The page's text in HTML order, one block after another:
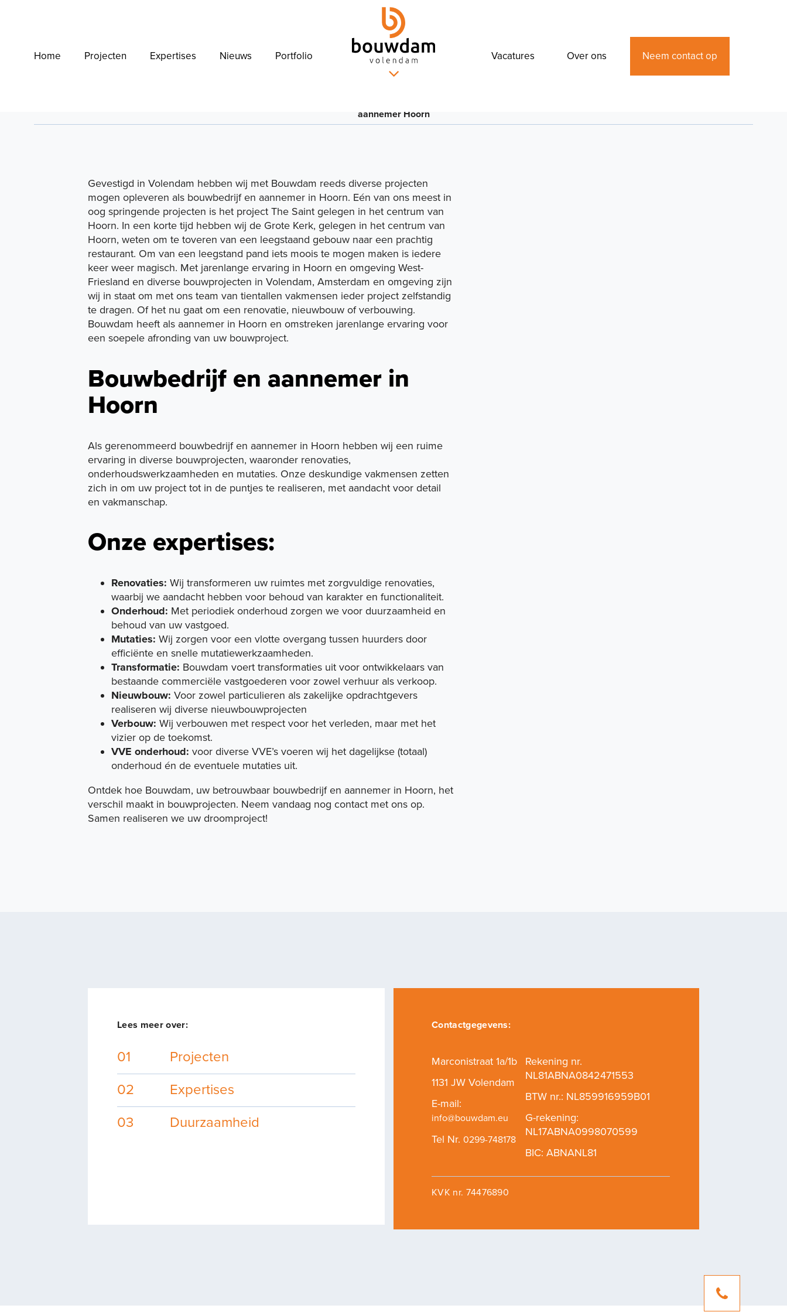
Home Projecten Expertises Nieuws Portfolio Vacatures Over ons Neem contact op
02 03
Duurzaamheid
04
aannemer Hoorn
Gevestigd in Volendam hebben wij met Bouwdam reeds diverse projecten
mogen opleveren als bouwbedrijf en aannemer in Hoorn. Eén van ons meest in
oog springende projecten is het project The Saint gelegen in het centrum van
Hoorn. In een korte tijd hebben wij de Grote Kerk, gelegen in het centrum van
Hoorn, weten om te toveren van een leegstaand gebouw naar een prachtig
restaurant. Om van een leegstand pand iets moois te mogen maken is iedere
keer weer magisch. Met jarenlange ervaring in Hoorn en omgeving West-
Friesland en diverse bouwprojecten in Volendam,Amsterdam en omgeving zijn
wij in staat om met ons team van tientallen vakmensen ieder project zelfstandig
te dragen. Of het nu gaat om een renovatie, nieuwbouw of verbouwing.
Bouwdam heeft als aannemer in Hoorn en omstreken jarenlange ervaring voor
een soepele afronding van uw bouwproject.
Bouwbedrijf en aannemer in
Hoorn
Als gerenommeerd bouwbedrijf en aannemer in Hoorn hebben wij een ruime
ervaring in diverse bouwprojecten, waaronder renovaties,
onderhoudswerkzaamheden en mutaties. Onze deskundige vakmensen zetten
zich in om uw project tot in de puntjes te realiseren, met aandacht voor detail
en vakmanschap.
Onze expertises:
Renovaties: Wij transformeren uw ruimtes met zorgvuldige renovaties,
waarbij we aandacht hebben voor behoud van karakter en functionaliteit.
Onderhoud: Met periodiek onderhoud zorgen we voor duurzaamheid en
behoud van uw vastgoed.
Mutaties: Wij zorgen voor een vlotte overgang tussen huurders door
efficiënte en snelle mutatiewerkzaamheden.
Transformatie: Bouwdam voert transformaties uit voor ontwikkelaars van
bestaande commerciële vastgoederen voor zowel verhuur als verkoop.
Nieuwbouw: Voor zowel particulieren als zakelijke opdrachtgevers
realiseren wij diverse nieuwbouwprojecten
Verbouw: Wij verbouwen met respect voor het verleden, maar met het
vizier op de toekomst.
VVE onderhoud: voor diverse VVE’s voeren wij het dagelijkse (totaal)
onderhoud én de eventuele mutaties uit.
Ontdek hoe Bouwdam, uw betrouwbaar bouwbedrijf en aannemer in Hoorn, het
verschil maakt in bouwprojecten. Neem vandaag nog contact met ons op.
Samen realiseren we uw droomproject!
Lees meer over:
01
Projecten
02
Expertises
03
Duurzaamheid
Contactgegevens:
Marconistraat 1a/1b
1131 JW Volendam
E-mail:
info@bouwdam.eu
Tel Nr. 0299-748178
Rekening nr.
NL81ABNA0842471553
BTW nr.: NL859916959B01
G-rekening:
NL17ABNA0998070599
BIC: ABNANL81
KVK nr. 74476890